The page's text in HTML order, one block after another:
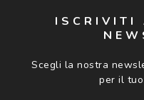
ISCRIVITI
Scegli la nostra
per il